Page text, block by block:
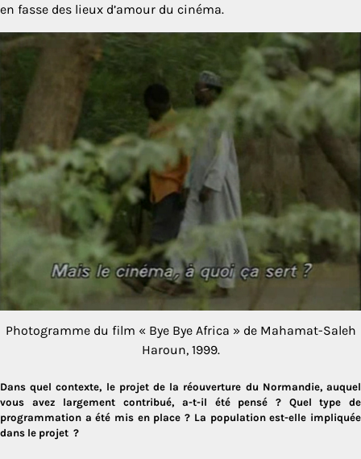
en fasse des lieux d’amour du cinéma.
Photogramme du film « Bye Bye Africa » de Mahamat-Saleh
Haroun, 1999.
Dans quel contexte, le projet de la réouverture du Normandie, auquel
vous avez largement contribué, a-t-il été pensé ? Quel type de
programmation a été mis en place ? La population est-elle impliquée
dans le projet ?